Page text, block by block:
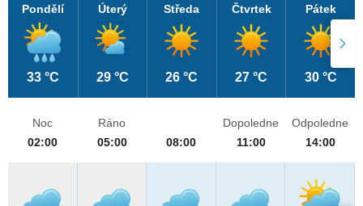
Pondělí
33 °C
Úterý
29 °C
Středa
26 °C
Čtvrtek
27 °C
Pátek
30 °C
Noc
02:00
Ráno
05:00
08:00
Dopoledne
11:00
Odpoledne
14:00